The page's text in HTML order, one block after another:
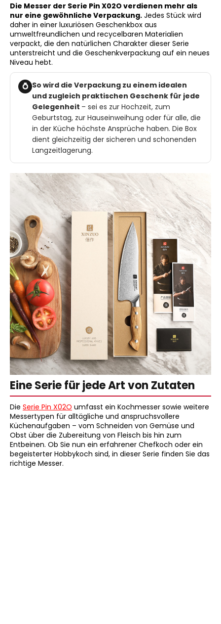
Die Messer der Serie Pin X02O verdienen mehr als
nur eine gewöhnliche Verpackung. Jedes Stück wird
daher in einer luxuriösen Geschenkbox aus
umweltfreundlichen und recycelbaren Materialien
verpackt, die den natürlichen Charakter dieser Serie
unterstreicht und die Geschenkverpackung auf ein neues
Niveau hebt.
💍 So wird die Verpackung zu einem idealen
und zugleich praktischen Geschenk für jede
Gelegenheit – sei es zur Hochzeit, zum
Geburtstag, zur Hauseinweihung oder für alle, die
in der Küche höchste Ansprüche haben. Die Box
dient gleichzeitig der sicheren und schonenden
Langzeitlagerung.
Eine Serie für jede Art von Zutaten
Die Serie Pin X02O umfasst ein Kochmesser sowie weitere
Messertypen für alltägliche und anspruchsvollere
Küchenaufgaben – vom Schneiden von Gemüse und
Obst über die Zubereitung von Fleisch bis hin zum
Entbeinen. Ob Sie nun ein erfahrener Chefkoch oder ein
begeisterter Hobbykoch sind, in dieser Serie finden Sie das
richtige Messer.